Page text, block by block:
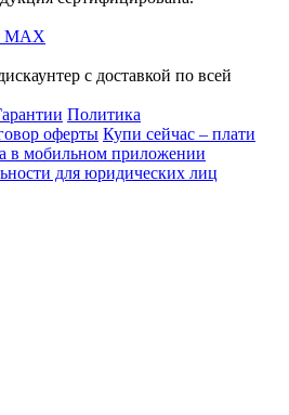
MAX
с доставкой по всей
Политика
оферты Купи сейчас – плати
в мобильном приложении
для юридических лиц